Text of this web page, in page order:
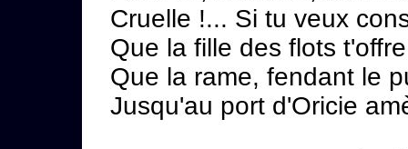
Cruelle !... Si tu veux
Que la fille des flots
Que la rame, fendant le
Jusqu'au port d'Oricie